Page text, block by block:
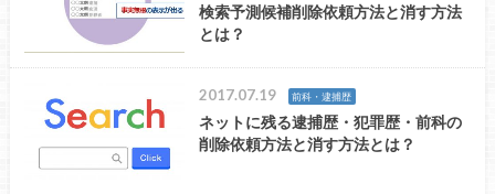
検索予測候補削除依頼方法と消す方法
とは？
2017.07.19 前科・逮捕歴
ネットに残る逮捕歴・犯罪歴・前科の
削除依頼方法と消す方法とは？